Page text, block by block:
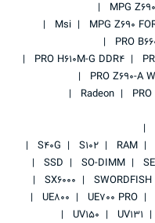
MPG
MPG Z690
Msi
PRO
PRO H610M-G DDR4
PRO Z690-A
Radeon
RAM
S102
S40G
SO-DIMM
SSD
SWORDFISH
SX6000
UE700 PRO
UE800
UV131
UV150